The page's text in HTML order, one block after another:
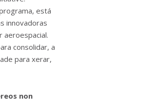
está
innovadoras
aeroespacial.
consolidar, a
para xerar,
non